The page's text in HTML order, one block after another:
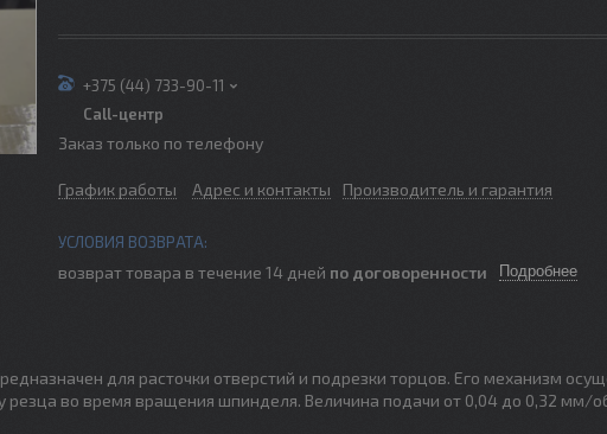
+375 (44) 733-90-11
Call-центр
Заказ только по телефону
График работы Адрес и контакты Производитель и гарантия
возврат товара в течение 14 дней по договоренности Подробнее
для расточки отверстий и подрезки торцов. Его механизм
резца во время вращения шпинделя. Величина подачи от 0,04 до 0,32 мм/